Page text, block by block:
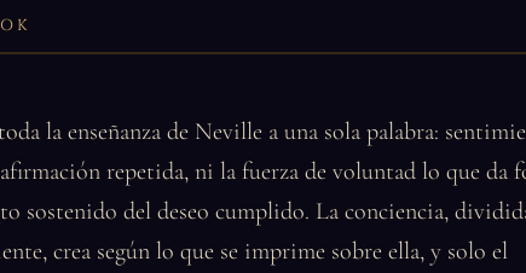
la enseñanza de Neville a una sola palabra:
repetida, ni la fuerza de voluntad lo que da
sostenido del deseo cumplido. La conciencia,
crea según lo que se imprime sobre ella, y solo el